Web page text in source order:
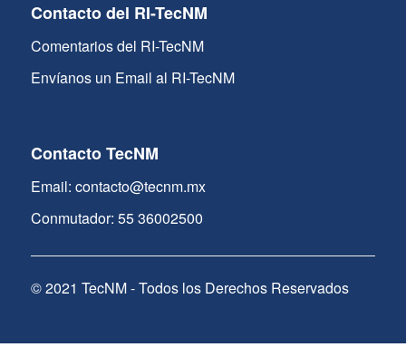
Contacto del RI-TecNM
Comentarios del RI-TecNM
Envíanos un Email al RI-TecNM
Contacto TecNM
Email: contacto@tecnm.mx
Conmutador: 55 36002500
© 2021 TecNM - Todos los Derechos Reservados